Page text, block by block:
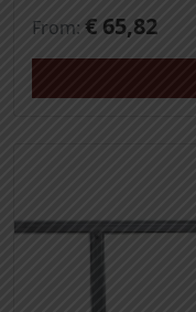
From: € 65,82